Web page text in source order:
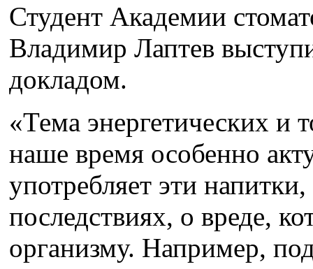
Студент Академии
Владимир Лаптев
докладом.
«Тема энергетических и
наше время особенно
употребляет эти
последствиях, о вреде,
организму. Например,